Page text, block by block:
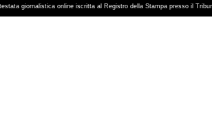
giornalistica online iscritta al Registro della Stampa presso il